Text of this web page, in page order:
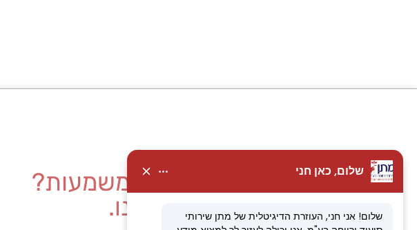
מחפשים עבודה עם משמעות?
הצטרפו אלינו.